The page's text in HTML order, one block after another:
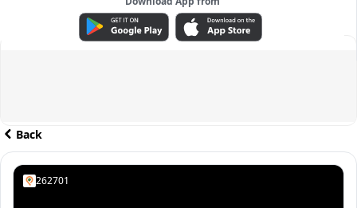
ADVERTISEMENT
Back
262701